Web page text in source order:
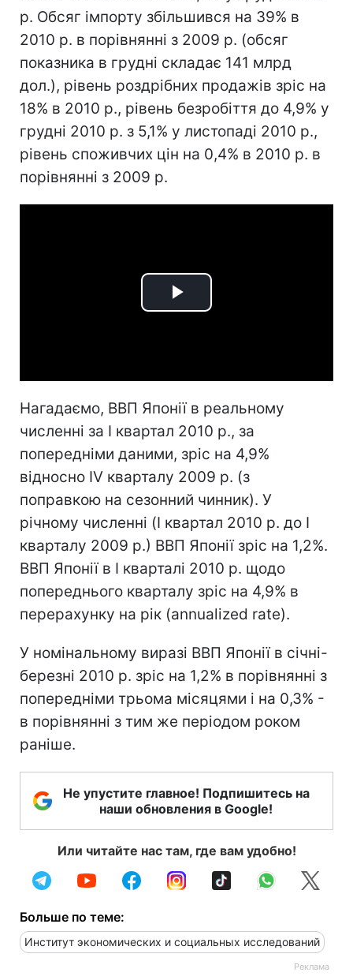
р. Обсяг імпорту збільшився на 39% в
2010 р. в порівнянні з 2009 р. (обсяг
показника в грудні складає 141 млрд
дол.), рівень роздрібних продажів зріс на
18% в 2010 р., рівень безробіття до 4,9% у
грудні 2010 р. з 5,1% у листопаді 2010 р.,
рівень споживчих цін на 0,4% в 2010 р. в
порівнянні з 2009 р.
Play
Нагадаємо, ВВП Японії в реальному
численні за I квартал 2010 р., за
попередніми даними, зріс на 4,9%
відносно IV кварталу 2009 р. (з
поправкою на сезонний чинник). У
річному численні (I квартал 2010 р. до I
кварталу 2009 р.) ВВП Японії зріс на 1,2%.
ВВП Японії в I кварталі 2010 р. щодо
попереднього кварталу зріс на 4,9% в
перерахунку на рік (annualized rate).
У номінальному виразі ВВП Японії в січні-
березні 2010 р. зріс на 1,2% в порівнянні з
попередніми трьома місяцями і на 0,3% -
в порівнянні з тим же періодом роком
раніше.
Не упустите главное! Подпишитесь на
наши обновления в Google!
Или читайте нас там, где вам удобно!
Больше по теме:
Институт экономических и социальных исследований